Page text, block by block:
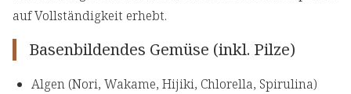
auf Vollständigkeit erhebt.
Basenbildendes Gemüse (inkl. Pilze)
Algen (Nori, Wakame, Hijiki, Chlorella, Spirulina)